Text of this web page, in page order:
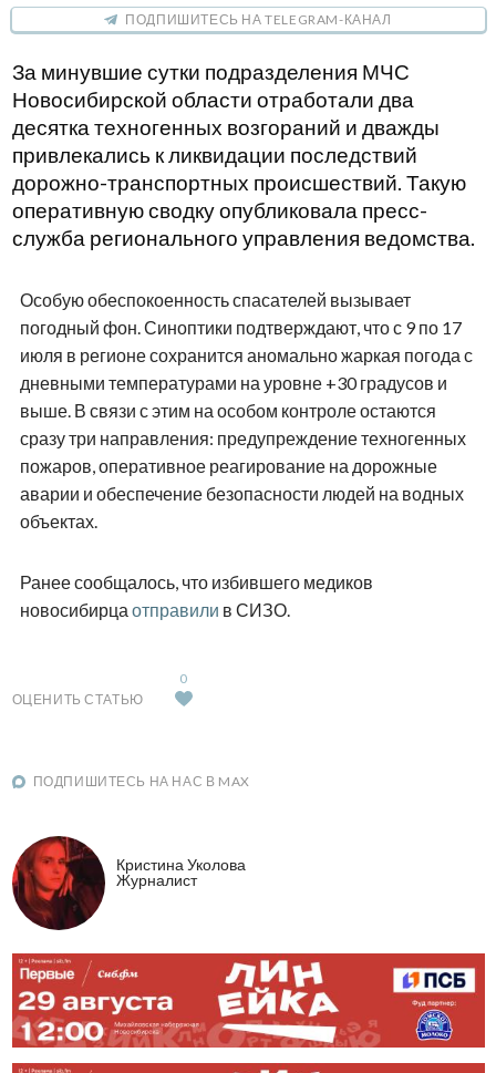
ПОДПИШИТЕСЬ НА TELEGRAM-КАНАЛ
За минувшие сутки подразделения МЧС
Новосибирской области отработали два
десятка техногенных возгораний и дважды
привлекались к ликвидации последствий
дорожно-транспортных происшествий. Такую
оперативную сводку опубликовала пресс-
служба регионального управления ведомства.
Особую обеспокоенность спасателей вызывает
погодный фон. Синоптики подтверждают, что с 9 по 17
июля в регионе сохранится аномально жаркая погода с
дневными температурами на уровне +30 градусов и
выше. В связи с этим на особом контроле остаются
сразу три направления: предупреждение техногенных
пожаров, оперативное реагирование на дорожные
аварии и обеспечение безопасности людей на водных
объектах.
Ранее сообщалось, что избившего медиков
новосибирца отправили в СИЗО.
ОЦЕНИТЬ СТАТЬЮ
0
ПОДПИШИТЕСЬ НА НАС В MAX
Кристина Уколова
Журналист